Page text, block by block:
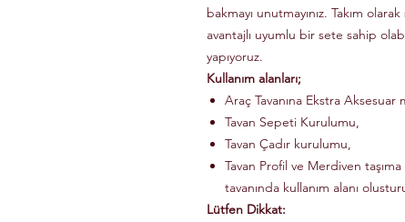
bakmayı unutmayınız. Takım
avantajlı uyumlu bir sete sahip
yapıyoruz.
Kullanım alanları;
Araç Tavanına Ekstra Aksesuar
Tavan Sepeti Kurulumu,
Tavan Çadır kurulumu,
Tavan Profil ve Merdiven
tavanında kullanım alanı
Lütfen Dikkat: